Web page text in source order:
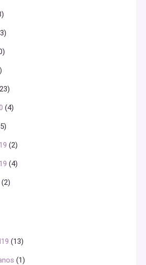
(4)
(2)
(4)
(2)
(13)
(1)